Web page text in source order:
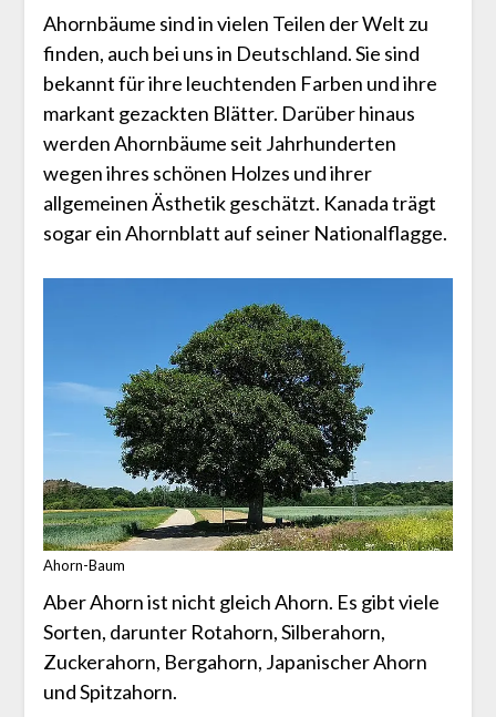
Ahornbäume sind in vielen Teilen der Welt zu
finden, auch bei uns in Deutschland. Sie sind
bekannt für ihre leuchtenden Farben und ihre
markant gezackten Blätter. Darüber hinaus
werden Ahornbäume seit Jahrhunderten
wegen ihres schönen Holzes und ihrer
allgemeinen Ästhetik geschätzt. Kanada trägt
sogar ein Ahornblatt auf seiner Nationalflagge.
Ahorn-Baum
Aber Ahorn ist nicht gleich Ahorn. Es gibt viele
Sorten, darunter Rotahorn, Silberahorn,
Zuckerahorn, Bergahorn, Japanischer Ahorn
und Spitzahorn.